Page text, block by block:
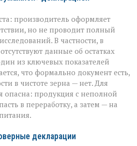
производитель оформляет
но не проводит полный
В частности, в
данные об остатках
из ключевых показателей
что формально документ есть,
в чистоте зерна — нет. Для
опасна: продукция с неполной
в переработку, а затем — на
декларации